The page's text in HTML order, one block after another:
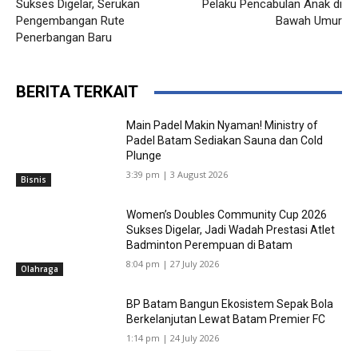
Sukses Digelar, Serukan
Pengembangan Rute
Penerbangan Baru
Pelaku Pencabulan Anak di
Bawah Umur
BERITA TERKAIT
Bisnis
Main Padel Makin Nyaman! Ministry of
Padel Batam Sediakan Sauna dan Cold
Plunge
3:39 pm | 3 August 2026
Olahraga
Women’s Doubles Community Cup 2026
Sukses Digelar, Jadi Wadah Prestasi Atlet
Badminton Perempuan di Batam
8:04 pm | 27 July 2026
BP Batam Bangun Ekosistem Sepak Bola
Berkelanjutan Lewat Batam Premier FC
1:14 pm | 24 July 2026